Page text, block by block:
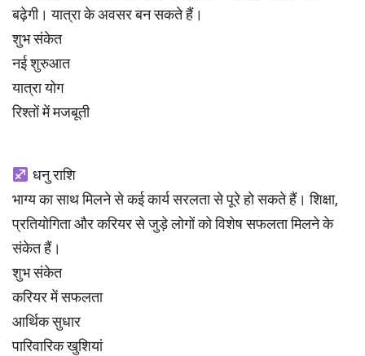
बढ़ेगी। यात्रा के अवसर बन सकते हैं।
शुभ संकेत
नई शुरुआत
यात्रा योग
रिश्तों में मजबूती
धनु राशि
भाग्य का साथ मिलने से कई कार्य सरलता से पूरे हो सकते हैं। शिक्षा,
प्रतियोगिता और करियर से जुड़े लोगों को विशेष सफलता मिलने के
संकेत हैं।
शुभ संकेत
करियर में सफलता
आर्थिक सुधार
पारिवारिक खुशियां